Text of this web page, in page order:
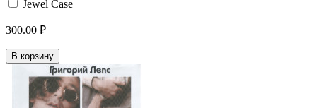
Jewel Case
300.00 ₽
В корзину